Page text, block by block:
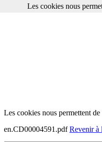
Les cookies nous permettent
en.CD00004591.pdfRevenir à
Les cookies nous